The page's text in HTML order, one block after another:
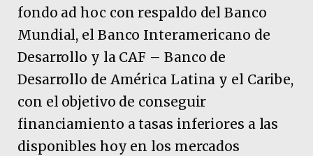
fondo ad hoc con respaldo del Banco
Mundial, el Banco Interamericano de
Desarrollo y la CAF – Banco de
Desarrollo de América Latina y el Caribe,
con el objetivo de conseguir
financiamiento a tasas inferiores a las
disponibles hoy en los mercados